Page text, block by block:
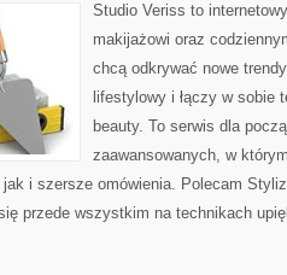
Studio Veriss to
makijażowi oraz
chcą odkrywać nowe
lifestylowy i łączy w sobie
beauty. To serwis dla
zaawansowanych, w
i szersze omówienia. Polecam
przede wszystkim na technikach